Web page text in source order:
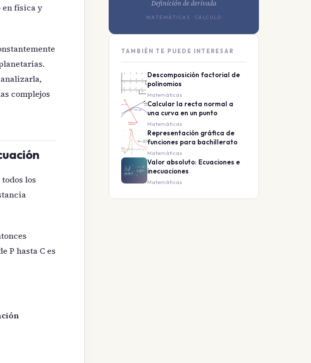
en física y
complejos
los
P hasta C es
Definición de derivada
MATEMÁTICAS · CÁLCULO
TAMBIÉN TE PUEDE INTERESAR
Descomposición factorial de
polinomios
Matemáticas
Calcular la recta normal a
una curva en un punto
Matemáticas
Representación gráfica de
funciones para bachillerato
Matemáticas
Valor absoluto: Ecuaciones e
inecuaciones
Matemáticas